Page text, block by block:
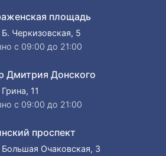
площадь
Черкизовская, 5
c 09:00 до 21:00
Дмитрия Донского
11
c 09:00 до 21:00
проспект
Очаковская, 3